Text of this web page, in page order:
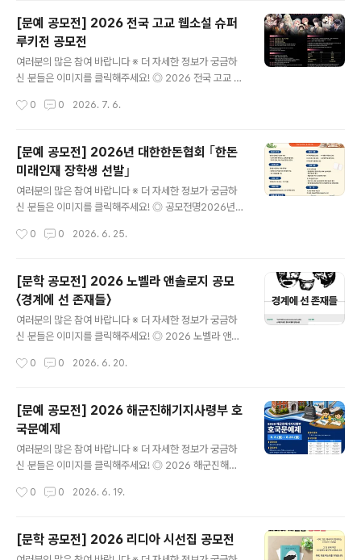
및 원고를 작성한 후, 이메일(ksh0445@korea.kr) 제출
◎ 응모주제보조기기 이용을 통해 얻은 변화와 희망이 핵
심 키워드입니다. (주제예시) ① 생활과 일상의 변화 사례
② 돌봄 지원의 변화 사례 ③ 기타(그 외 보조기기 이용을
자 ① 보조기기 선택˙교체 과정에서 겪은 시행착오와 개선
[문예 공모전] 2026 전국 고교 웹소설 슈퍼
루키전 공모전
여러분의 많은 참여 바랍니다 ※ 더 자세한 정보가 궁금하
신 분들은 이미지를 클릭해주세요! ◎ 2026 전국 고교 웹
전’은 전국 고등학생 및 동일 연령 학교 밖 청소년을 대상으
가 신청 및 작품 연재가 가능합니다.수상자에게는 상금과
함께 글링 PRO 플랜, SBS아카데미게임학원 웹소설 강의
수강권, 출간 검토 등 다양한 창작 지원 혜택이 제공됩니다.
◎ 공모주제- 참가 가능 장르: 판타지, 무협, 로맨스판타지,
로맨스, 기타 (추리, 미스터리 등) ◎ 기간 및 일정- 접수 기
심사 기간: 2026.08.01.(일) ~ 2..
0 0 2026. 7. 6.
[문예 공모전] 2026년 대한한돈협회 ｢한돈
미래인재 장학생 선발｣
여러분의 많은 참여 바랍니다 ※ 더 자세한 정보가 궁금하
신 분들은 이미지를 클릭해주세요! ◎ 공모전명2026년
제한돈과 관련된 다양한 주제 - 나만의 한돈 에피소드, 농
자격 요건한돈을 사랑하는 국내 대학생- 대한민국 국적을
가진 대학생만 가능- 1인 1작품 출품 가능 ◎ 신청 기간20
26년 6월 18일 (월) ~ 7월 27일 (월) ◎ 제출처kppa26
@koreapork.or.kr (이메일 접수) ◎ 제출 서류 및 규격
[제출서류]① 참가신청서, ② 개인정보 수집·이용 및 저작
격]- 한돈 에세이는 1,000~2,000자 이내 작..
0 0 2026. 6. 25.
[문학 공모전] 2026 노벨라 앤솔로지 공모
〈경계에 선 존재들〉
여러분의 많은 참여 바랍니다 ※ 더 자세한 정보가 궁금하
신 분들은 이미지를 클릭해주세요! ◎ 2026 노벨라 앤솔
s://novela.so/occult-wiki ) 소재를 차용한 한국 오컬
24일(금) 18:00 ◎ 선정 발표2026년 8월 31일(월) 17:
00 노벨라 홈페이지 및 SNS 채널 ◎ 응모 자격신진, 기성
작가 제한 없음 ◎ 응모 방법노벨라 홈페이지 온라인 접수
( https://novela.so/ko/contest) ◎ 선정 시 지원사
6년 1..
0 0 2026. 6. 20.
[문예 공모전] 2026 해군진해기지사령부 호
국문예제
여러분의 많은 참여 바랍니다 ※ 더 자세한 정보가 궁금하
신 분들은 이미지를 클릭해주세요! ◎ 2026 해군진해기
제는 경남 지역 초등학생을 대상으로 해군과 바다, 호국의
참가자는 ‘나에게 해군이란’, ‘해군에게 쓰는 편지’, ‘제1·2
연평해전’, ‘대한해협해전’ 등 해군·해양 관련 주제를 자유
0 0 2026. 6. 19.
[문학 공모전] 2026 리디아 시선집 공모전